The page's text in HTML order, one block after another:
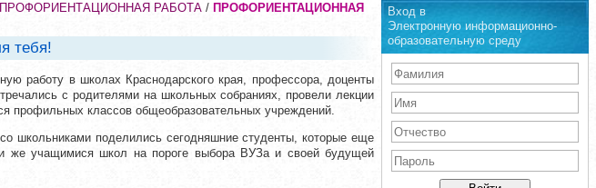
РАБОТА / ПРОФОРИЕНТАЦИОННАЯ
тебя!
работу в школах Краснодарского края, профессора, доценты
с родителями на школьных собраниях, провели лекции
профильных классов общеобразовательных учреждений.
школьниками поделились сегодняшние студенты, которые еще
же учащимися школ на пороге выбора ВУЗа и своей будущей
Вход в
Электронную информационно-
образовательную среду